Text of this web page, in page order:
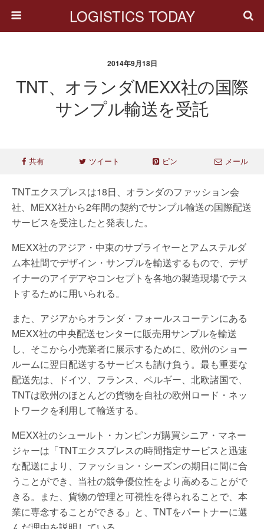
LOGISTICS TODAY
2014年9月18日
TNT、オランダMEXX社の国際
サンプル輸送を受託
共有 ツイート ピン メール
TNTエクスプレスは18日、オランダのファッション会
社、MEXX社から2年間の契約でサンプル輸送の国際配送
サービスを受注したと発表した。
MEXX社のアジア・中東のサプライヤーとアムステルダ
ム本社間でデザイン・サンプルを輸送するもので、デザ
イナーのアイデアやコンセプトを各地の製造現場でテス
トするために用いられる。
また、アジアからオランダ・フォールスコーテンにある
MEXX社の中央配送センターに販売用サンプルを輸送
し、そこから小売業者に展示するために、欧州のショー
ルームに翌日配送するサービスも請け負う。最も重要な
配送先は、ドイツ、フランス、ベルギー、北欧諸国で、
TNTは欧州のほとんどの貨物を自社の欧州ロード・ネッ
トワークを利用して輸送する。
MEXX社のシュールト・カンピンガ購買シニア・マネー
ジャーは「TNTエクスプレスの時間指定サービスと迅速
な配送により、ファッション・シーズンの期日に間に合
うことができ、当社の競争優位性をより高めることがで
きる。また、貨物の管理と可視性を得られることで、本
業に専念することができる」と、TNTをパートナーに選